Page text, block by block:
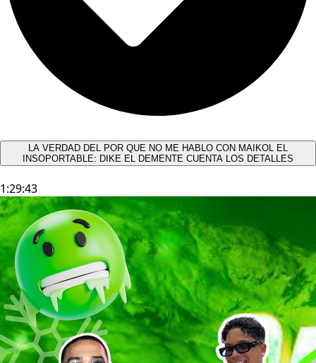
LA VERDAD DEL POR QUE NO ME HABLO CON MAIKOL EL
INSOPORTABLE: DIKE EL DEMENTE CUENTA LOS DETALLES
1:29:43